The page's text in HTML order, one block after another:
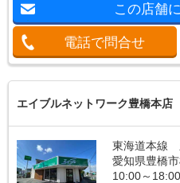
この店舗
電話で問合せ
エイブルネットワーク豊橋本店
東海道本線
愛知県豊橋
10:00～18:00